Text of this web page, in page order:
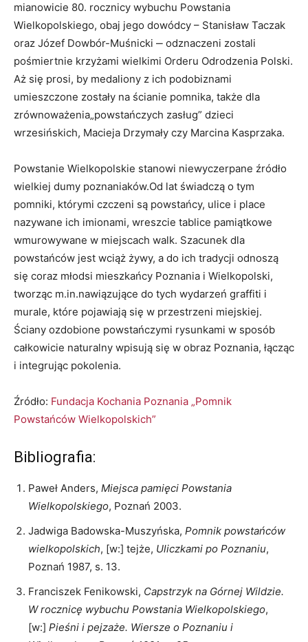
mianowicie 80. rocznicy wybuchu Powstania
Wielkopolskiego, obaj jego dowódcy – Stanisław Taczak
oraz Józef Dowbór-Muśnicki ‒ odznaczeni zostali
pośmiertnie krzyżami wielkimi Orderu Odrodzenia Polski.
Aż się prosi, by medaliony z ich podobiznami
umieszczone zostały na ścianie pomnika, także dla
zrównoważenia„powstańczych zasług” dzieci
wrzesińskich, Macieja Drzymały czy Marcina Kasprzaka.
Powstanie Wielkopolskie stanowi niewyczerpane źródło
wielkiej dumy poznaniaków.Od lat świadczą o tym
pomniki, którymi czczeni są powstańcy, ulice i place
nazywane ich imionami, wreszcie tablice pamiątkowe
wmurowywane w miejscach walk. Szacunek dla
powstańców jest wciąż żywy, a do ich tradycji odnoszą
się coraz młodsi mieszkańcy Poznania i Wielkopolski,
tworząc m.in.nawiązujące do tych wydarzeń graffiti i
murale, które pojawiają się w przestrzeni miejskiej.
Ściany ozdobione powstańczymi rysunkami w sposób
całkowicie naturalny wpisują się w obraz Poznania, łącząc
i integrując pokolenia.
Źródło: Fundacja Kochania Poznania „Pomnik
Powstańców Wielkopolskich”
Bibliografia:
Paweł Anders, Miejsca pamięci Powstania
Wielkopolskiego, Poznań 2003.
Jadwiga Badowska-Muszyńska, Pomnik powstańców
wielkopolskich, [w:] tejże, Uliczkami po Poznaniu,
Poznań 1987, s. 13.
Franciszek Fenikowski, Capstrzyk na Górnej Wildzie.
W rocznicę wybuchu Powstania Wielkopolskiego,
[w:] Pieśni i pejzaże. Wiersze o Poznaniu i